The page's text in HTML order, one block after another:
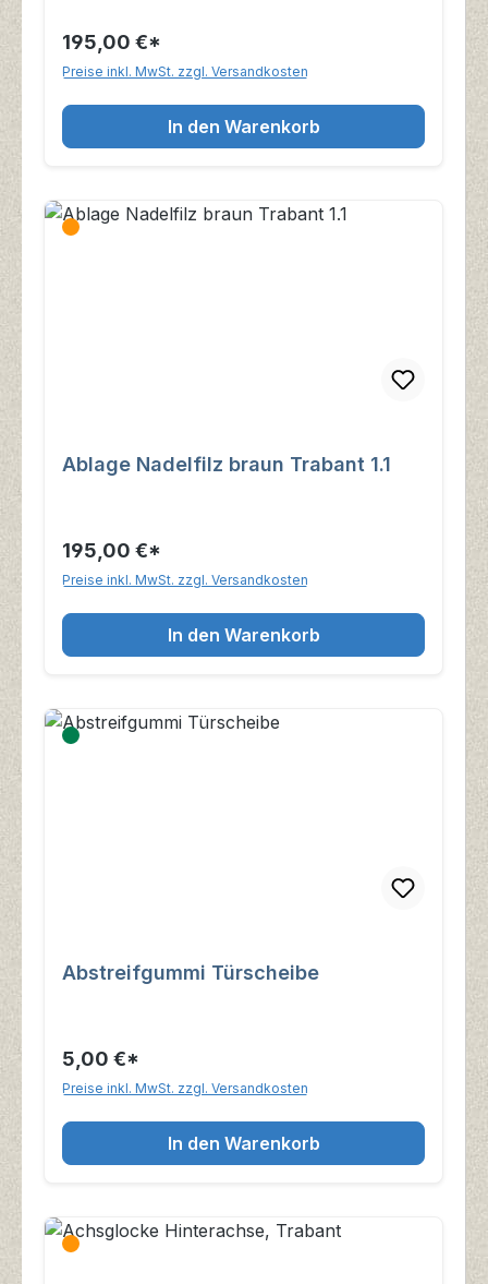
195,00 €*
Preise inkl. MwSt. zzgl. Versandkosten
In den Warenkorb
Ablage Nadelfilz braun Trabant 1.1
195,00 €*
Preise inkl. MwSt. zzgl. Versandkosten
In den Warenkorb
Abstreifgummi Türscheibe
5,00 €*
Preise inkl. MwSt. zzgl. Versandkosten
In den Warenkorb